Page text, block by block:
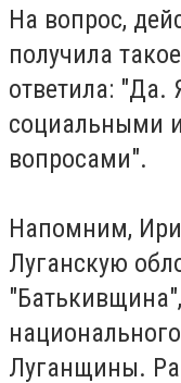
На вопрос,
получила
ответила: "Да.
социальными
вопросами".
Напомним,
Луганскую
Луганщины.